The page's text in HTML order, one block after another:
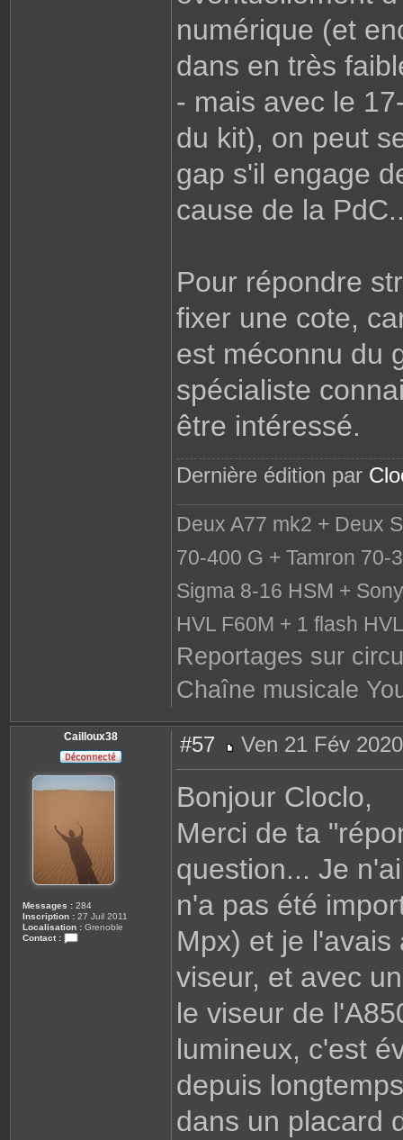
numérique (et
dans en très
- mais avec le
du kit), on peut
gap s'il engage
cause de la
Pour répondre
fixer une cote,
est méconnu du
spécialiste
être intéressé.
Dernière édition par
Deux A77 mk2 + Deux
70-400 G + Tamron 70-
Sigma 8-16 HSM +
HVL F60M + 1 flash
Reportages sur
Chaîne musicale
Cailloux38
Messages : 284
Inscription : 27 Juil 2011
Localisation : Grenoble
Contact :
#57
e
a
Ven 21 Fév
Bonjour Cloclo,
Merci de ta
question... Je
n'a pas été
Mpx) et je l'avais
viseur, et avec
le viseur de
lumineux, c'est
depuis
dans un placard